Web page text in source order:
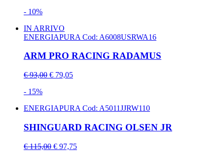
- 10%
IN ARRIVO
ENERGIAPURA Cod: A6008USRWA16
ARM PRO RACING RADAMUS
€ 93,00 € 79,05
- 15%
ENERGIAPURA Cod: A5011JJRW110
SHINGUARD RACING OLSEN JR
€ 115,00 € 97,75